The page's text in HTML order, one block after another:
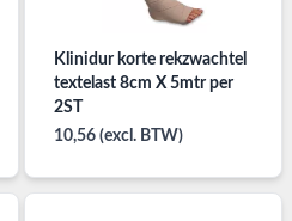
Klinidur korte rekzwachtel
textelast 8cm X 5mtr per
2ST
10,56 (excl. BTW)